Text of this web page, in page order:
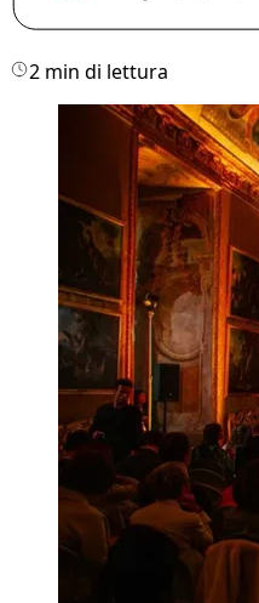
2 min di lettura